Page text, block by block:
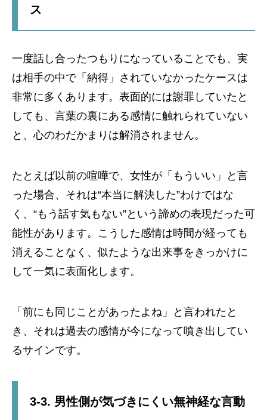
ス
一度話し合ったつもりになっていることでも、実
は相手の中で「納得」されていなかったケースは
非常に多くあります。表面的には謝罪していたと
しても、言葉の裏にある感情に触れられていない
と、心のわだかまりは解消されません。
たとえば以前の喧嘩で、女性が「もういい」と言
った場合、それは“本当に解決した”わけではな
く、“もう話す気もない”という諦めの表現だった可
能性があります。こうした感情は時間が経っても
消えることなく、似たような出来事をきっかけに
して一気に表面化します。
「前にも同じことがあったよね」と言われたと
き、それは過去の感情が今になって噴き出してい
るサインです。
3-3. 男性側が気づきにくい無神経な言動